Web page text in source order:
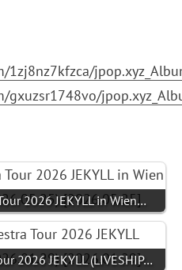
2026 JEKYLL in Wien…
2026 JEKYLL (LIVESHIP…